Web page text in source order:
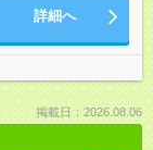
詳細へ
掲載日：2026.08.06